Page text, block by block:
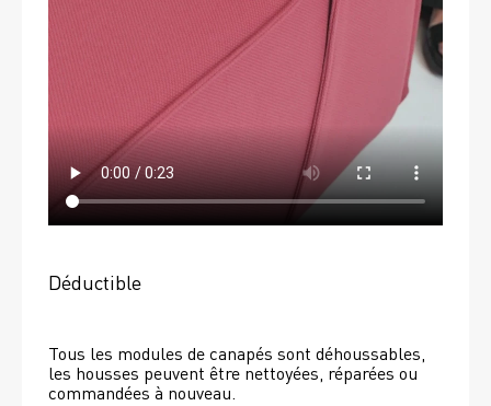
Déductible
Tous les modules de canapés sont déhoussables,
les housses peuvent être nettoyées, réparées ou
commandées à nouveau.